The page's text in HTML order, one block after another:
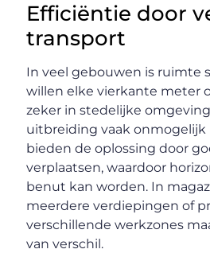
Efficiëntie door
transport
In veel gebouwen is ruimte
willen elke vierkante meter
zeker in stedelijke
uitbreiding vaak onmogelijk
bieden de oplossing door
verplaatsen, waardoor
benut kan worden. In
meerdere verdiepingen of
verschillende werkzones
van verschil.